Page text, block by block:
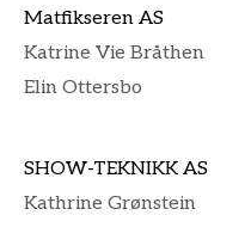
Matfikseren AS
Katrine Vie Bråthen
Elin Ottersbo
SHOW-TEKNIKK AS
Kathrine Grønstein